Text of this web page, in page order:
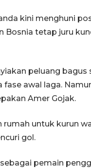
kini menghuni
Bosnia tetap juru
peluang
awal laga.
Amer Gojak.
rumah untuk kurun
gol.
pemain